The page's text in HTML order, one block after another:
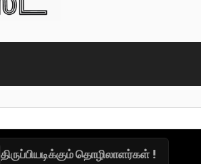
திருப்பியடிக்கும் தொழிலாளர்கள் !